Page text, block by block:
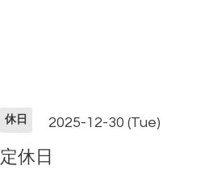
休日 2025-12-30 (Tue)
定休日